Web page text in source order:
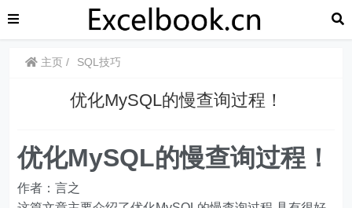
主页 SQL技巧
优化MySQL的慢查询过程！
优化MySQL的慢查询过程！
作者：言之